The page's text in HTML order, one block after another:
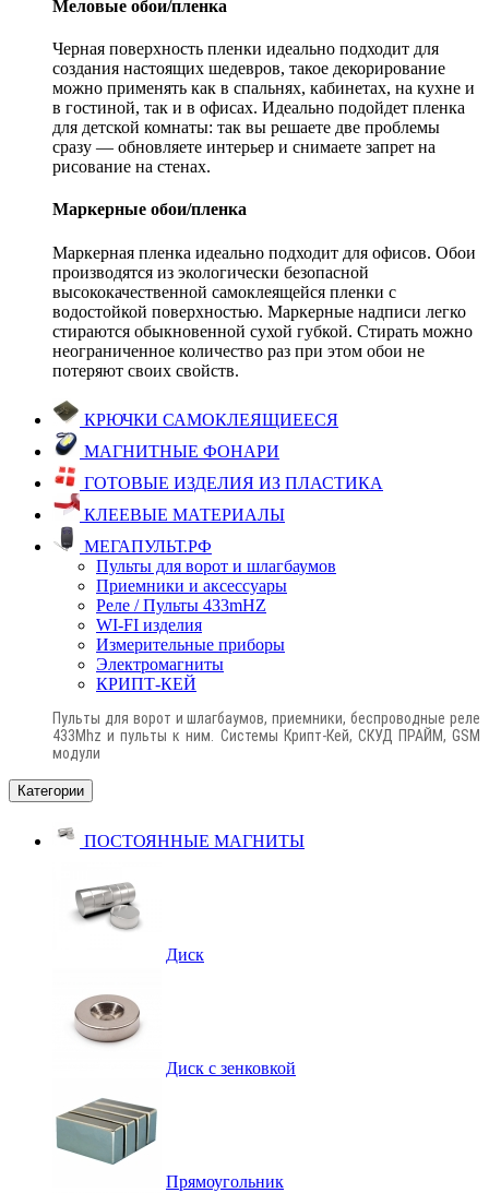
Меловые обои/пленка
Черная поверхность пленки идеально подходит для
создания настоящих шедевров, такое декорирование
можно применять как в спальнях, кабинетах, на кухне и
в гостиной, так и в офисах. Идеально подойдет пленка
для детской комнаты: так вы решаете две проблемы
сразу — обновляете интерьер и снимаете запрет на
рисование на стенах.
Маркерные обои/пленка
Маркерная пленка идеально подходит для офисов. Обои
производятся из экологически безопасной
высококачественной самоклеящейся пленки с
водостойкой поверхностью. Маркерные надписи легко
стираются обыкновенной сухой губкой. Стирать можно
неограниченное количество раз при этом обои не
потеряют своих свойств.
КРЮЧКИ САМОКЛЕЯЩИЕЕСЯ
МАГНИТНЫЕ ФОНАРИ
ГОТОВЫЕ ИЗДЕЛИЯ ИЗ ПЛАСТИКА
КЛЕЕВЫЕ МАТЕРИАЛЫ
МЕГАПУЛЬТ.РФ
Пульты для ворот и шлагбаумов
Приемники и аксессуары
Реле / Пульты 433mHZ
WI-FI изделия
Измерительные приборы
Электромагниты
КРИПТ-КЕЙ
Пульты для ворот и шлагбаумов, приемники, беспроводные реле
433Mhz и пульты к ним. Системы Крипт-Кей, СКУД ПРАЙМ, GSM
модули
Категории
ПОСТОЯННЫЕ МАГНИТЫ
Диск
Диск с зенковкой
Прямоугольник